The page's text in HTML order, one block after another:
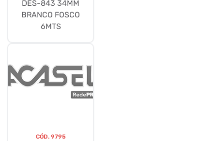
DES-843 34MM
BRANCO FOSCO
6MTS
CÓD. 9795